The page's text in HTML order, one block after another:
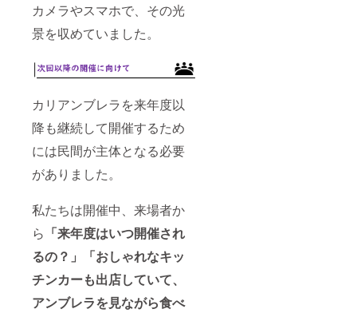
カメラやスマホで、その光
景を収めていました。
カリアンブレラを来年度以
降も継続して開催するため
には民間が主体となる必要
がありました。
私たちは開催中、来場者か
ら 「来年度はいつ開催され
るの？」
「おしゃれなキッ
チンカーも出店していて、
アンブレラを見ながら食べ